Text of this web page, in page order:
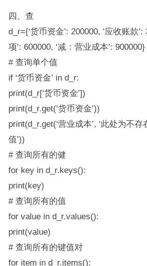
四、查
d_r={‘货币资金’: 200000, ‘应收账款’:
项’: 600000, ‘减：营业成本’: 900000}
# 查询单个值
if ‘货币资金’ in d_r:
print(d_r[‘货币资金’])
print(d_r.get(‘货币资金’))
print(d_r.get(‘营业成本’, ‘此处为不
值’))
# 查询所有的健
for key in d_r.keys():
print(key)
# 查询所有的值
for value in d_r.values():
print(value)
# 查询所有的键值对
for item in d_r.items():